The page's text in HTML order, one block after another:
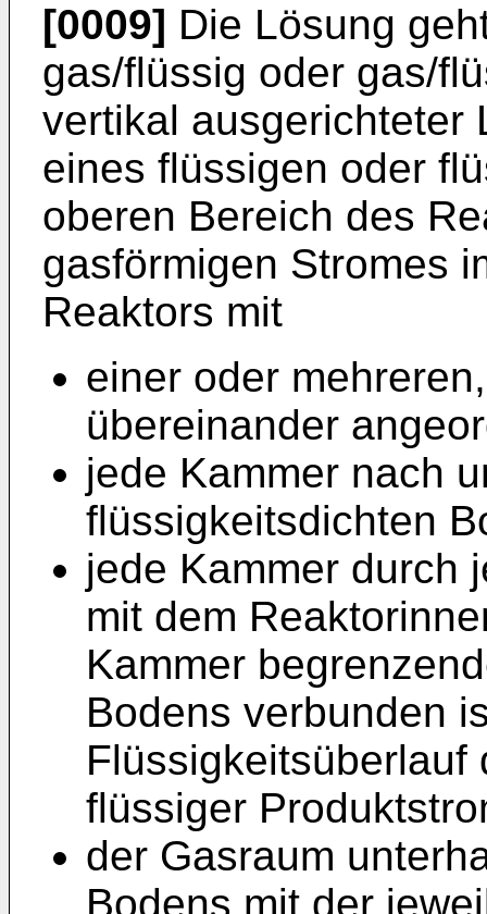
[0009] Die Lösung
gas/flüssig oder gas/
vertikal ausgerichteter
eines flüssigen oder
oberen Bereich des
gasförmigen Stromes
Reaktors mit
einer oder
übereinander
jede Kammer nach
flüssigkeitsdichten
jede Kammer durch
mit dem
Kammer
Bodens verbunden
Flüssigkeitsüberlauf
flüssiger
der Gasraum
Bodens mit der